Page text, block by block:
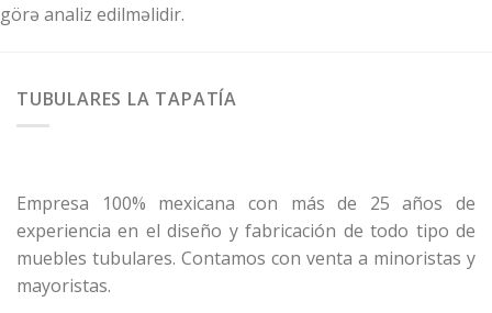
görə analiz edilməlidir.
TUBULARES LA TAPATÍA
Empresa 100% mexicana con más de 25 años de
experiencia en el diseño y fabricación de todo tipo de
muebles tubulares. Contamos con venta a minoristas y
mayoristas.